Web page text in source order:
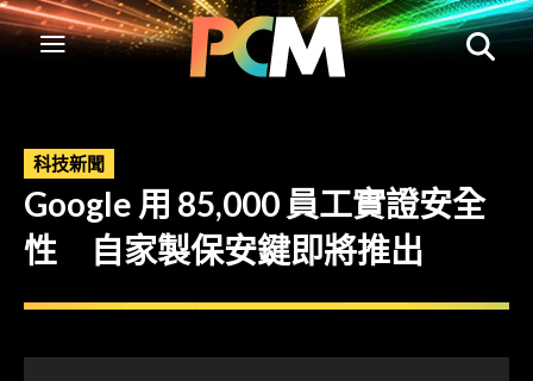
科技新聞
Google 用 85,000 員工實證安全
性 自家製保安鍵即將推出